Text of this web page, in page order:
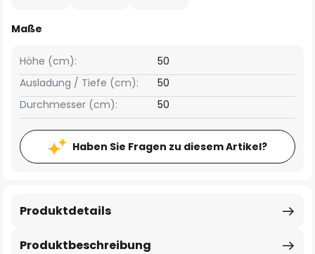
Maße
Höhe (cm):
50
Ausladung / Tiefe (cm):
50
Durchmesser (cm):
50
Haben Sie Fragen zu diesem Artikel?
Produktbeschreibung
Produktdetails